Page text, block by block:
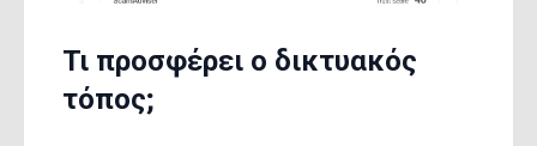
Τι προσφέρει ο δικτυακός
τόπος;